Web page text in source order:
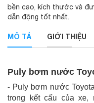
bền cao, kích thước và
dẫn động tốt nhất.
MÔ TẢ GIỚI THIỆU
Puly bơm nước
- Puly bơm nước
trong kết cấu của xe,